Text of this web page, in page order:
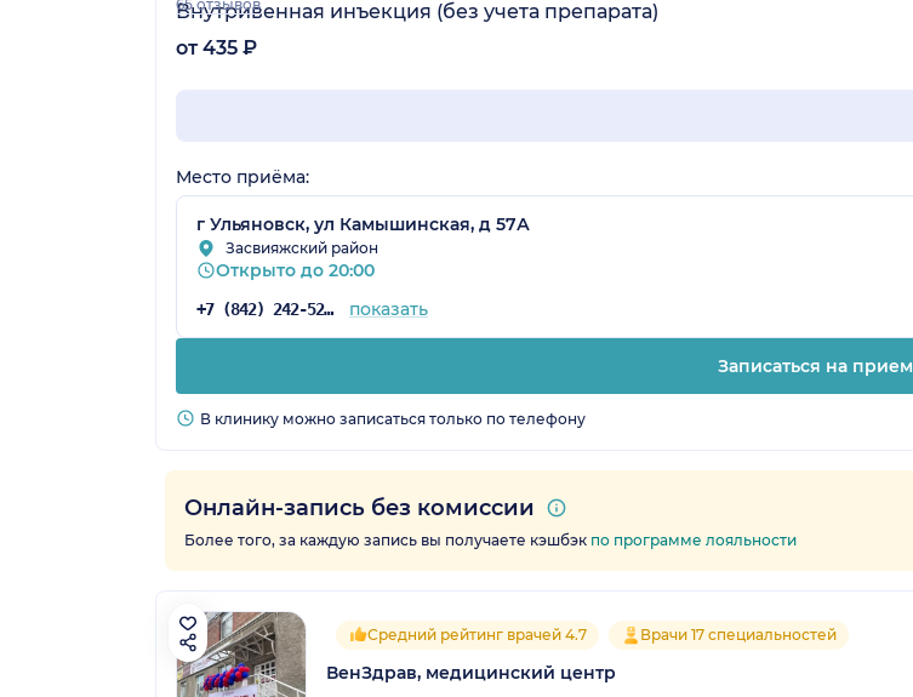
65 отзывов
Внутривенная инъекция (без учета препарата)
от 435 ₽
Место приёма:
г Ульяновск, ул Камышинская, д 57А
Засвияжский район
Открыто до 20:00
+7 (842) 242-52-14 показать
Записаться на прием
В клинику можно записаться только по телефону
Онлайн-запись без комиссии
Более того, за каждую запись вы получаете кэшбэк по программе лояльности
Средний рейтинг врачей 4.7 Врачи 17 специальностей
ВенЗдрав, медицинский центр